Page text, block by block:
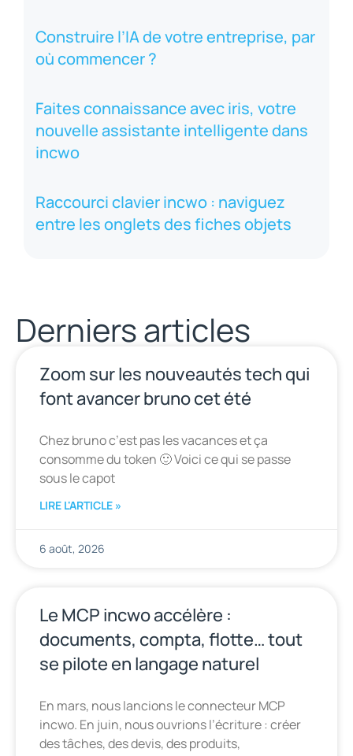
Construire l’IA de votre entreprise, par
où commencer ?
Faites connaissance avec iris, votre
nouvelle assistante intelligente dans
incwo
Raccourci clavier incwo : naviguez
entre les onglets des fiches objets
Derniers articles
Zoom sur les nouveautés tech qui
font avancer bruno cet été
Chez bruno c’est pas les vacances et ça
consomme du token 🙂 Voici ce qui se passe
sous le capot
LIRE L'ARTICLE »
6 août, 2026
Le MCP incwo accélère :
documents, compta, flotte… tout
se pilote en langage naturel
En mars, nous lancions le connecteur MCP
incwo. En juin, nous ouvrions l’écriture : créer
des tâches, des devis, des produits,